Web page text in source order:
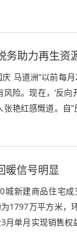
，促进交易循环。
务助力再生资
马道洲“以前每
险。现在，‘反向
艳红感慨道。自
放。截...
暖信号明显
城新建商品住宅
1797万平方米，
月单月实现销售